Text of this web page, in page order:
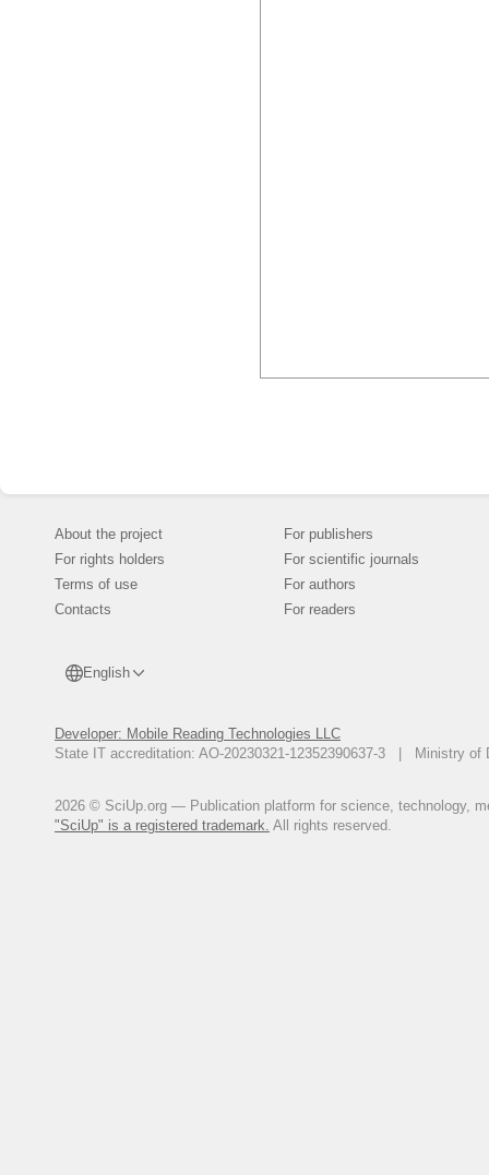
About the project
For rights holders
Terms of use
Contacts
English
Developer: Mobile Reading Technologies LLC
State IT accreditation: AO-20230321-12352390637-3 | Ministry of
2026 © SciUp.org — Publication platform for science, technology,
"SciUp" is a registered trademark. All rights reserved.
For publishers
For scientific journals
For authors
For readers